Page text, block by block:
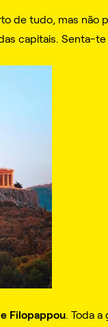
de tudo, mas não
capitais. Senta-
Filopappou. Toda